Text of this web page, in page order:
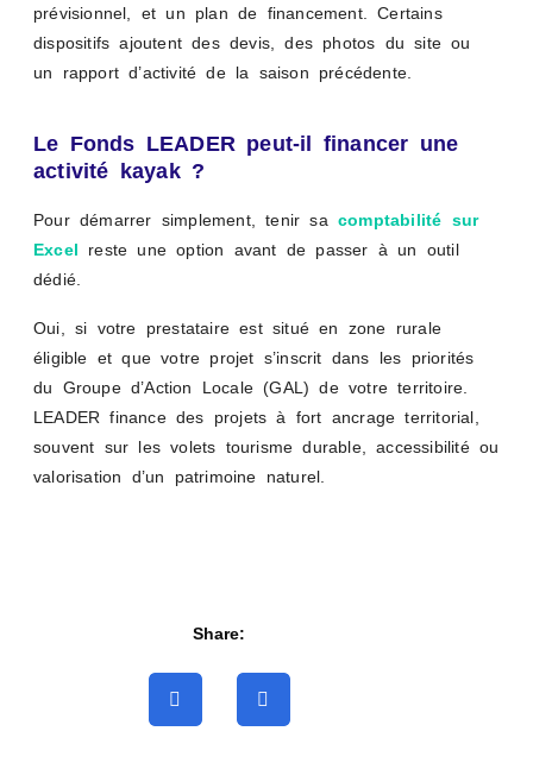
prévisionnel, et un plan de financement. Certains
dispositifs ajoutent des devis, des photos du site ou
un rapport d’activité de la saison précédente.
Le Fonds LEADER peut-il financer une
activité kayak ?
Pour démarrer simplement, tenir sa comptabilité sur
Excel reste une option avant de passer à un outil
dédié.
Oui, si votre prestataire est situé en zone rurale
éligible et que votre projet s’inscrit dans les priorités
du Groupe d’Action Locale (GAL) de votre territoire.
LEADER finance des projets à fort ancrage territorial,
souvent sur les volets tourisme durable, accessibilité ou
valorisation d’un patrimoine naturel.
Share: